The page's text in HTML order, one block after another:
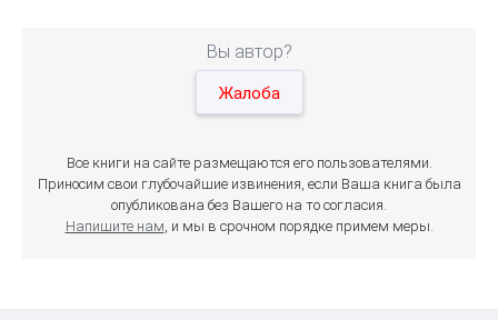
Вы автор?
Жалоба
Все книги на сайте размещаются его пользователями.
Приносим свои глубочайшие извинения, если Ваша книга была
опубликована без Вашего на то согласия.
Напишите нам , и мы в срочном порядке примем меры.